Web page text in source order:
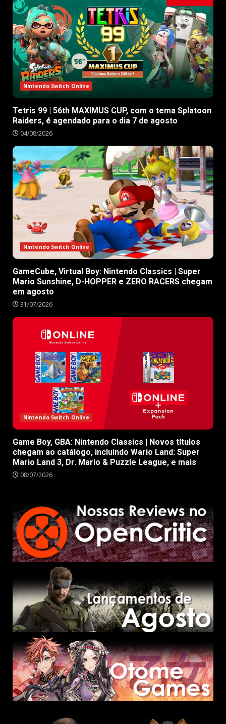
Nintendo Switch Online
Tetris 99 | 56th MAXIMUS CUP, com o tema Splatoon
Raiders, é agendado para o dia 7 de agosto
04/08/2026
Nintendo Switch Online
GameCube, Virtual Boy: Nintendo Classics | Super
Mario Sunshine, D-HOPPER e ZERO RACERS chegam
em agosto
31/07/2026
Nintendo Switch Online
Game Boy, GBA: Nintendo Classics | Novos títulos
chegam ao catálogo, incluindo Wario Land: Super
Mario Land 3, Dr. Mario & Puzzle League, e mais
08/07/2026